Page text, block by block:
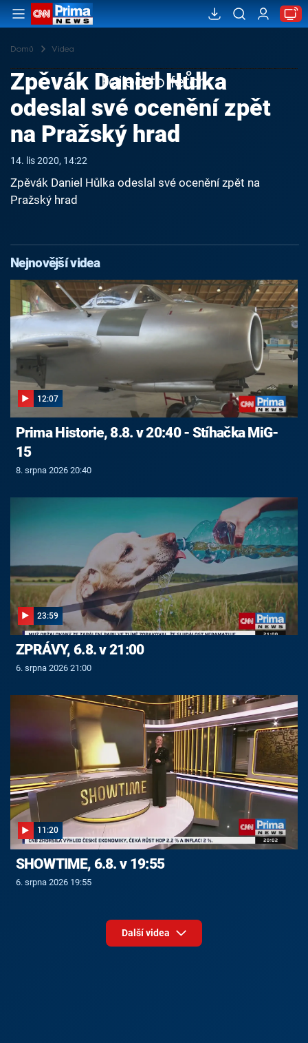
Domů Videa
Failed to fetch
Zpěvák Daniel Hůlka
odeslal své ocenění zpět
na Pražský hrad
14. lis 2020, 14:22
Zpěvák Daniel Hůlka odeslal své ocenění zpět na
Pražský hrad
Nejnovější videa
12:07
Prima Historie, 8.8. v 20:40 - Stíhačka MiG-
15
8. srpna 2026 20:40
23:59
ZPRÁVY, 6.8. v 21:00
6. srpna 2026 21:00
11:20
SHOWTIME, 6.8. v 19:55
6. srpna 2026 19:55
Další videa